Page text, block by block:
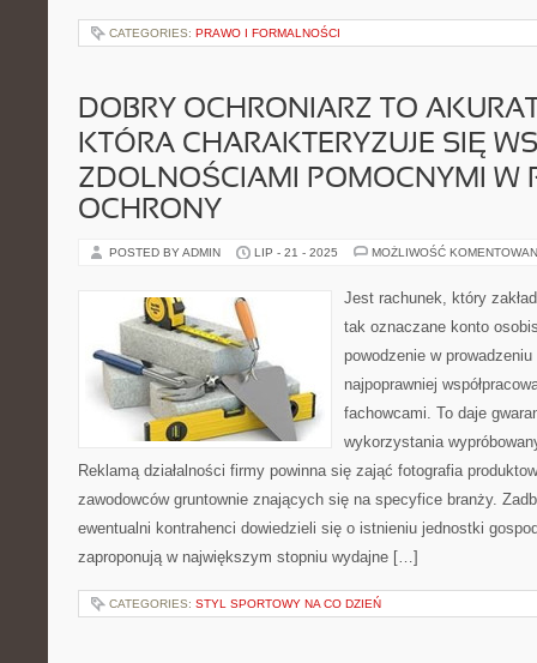
CATEGORIES: PRAWO I FORMALNOŚCI
DOBRY OCHRONIARZ TO
KTÓRA CHARAKTERYZUJE SIĘ
ZDOLNOŚCIAMI POMOCNYMI W
OCHRONY
POSTED BY ADMIN LIP - 21 - 2025 MOŻLIWOŚĆ
Jest rachunek, który
tak oznaczane konto
powodzenie w
najpoprawniej
fachowcami. To daje
wykorzystania
Reklamą działalności firmy powinna się zająć fotografia
zawodowców gruntownie znających się na specyfice branży.
ewentualni kontrahenci dowiedzieli się o istnieniu jednostki
zaproponują w największym stopniu wydajne […]
CATEGORIES: STYL SPORTOWY NA CO DZIEŃ